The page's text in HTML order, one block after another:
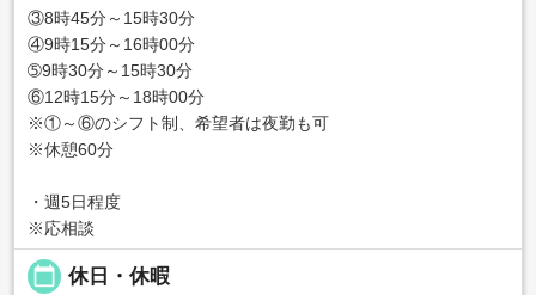
③8時45分～15時30分
④9時15分～16時00分
➄9時30分～15時30分
⑥12時15分～18時00分
※①～⑥のシフト制、希望者は夜勤も可
※休憩60分
・週5日程度
※応相談
calendar_today 休日・休暇